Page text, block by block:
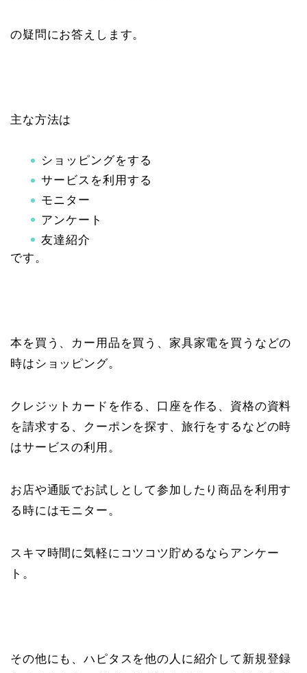
の疑問にお答えします。
主な方法は
ショッピングをする
サービスを利用する
モニター
アンケート
友達紹介
です。
本を買う、カー用品を買う、家具家電を買うなどの
時はショッピング。
クレジットカードを作る、口座を作る、資格の資料
を請求する、クーポンを探す、旅行をするなどの時
はサービスの利用。
お店や通販でお試しとして参加したり商品を利用す
る時にはモニター。
スキマ時間に気軽にコツコツ貯めるならアンケー
ト。
その他にも、ハピタスを他の人に紹介して新規登録